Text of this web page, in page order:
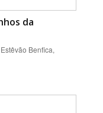
da
Benfica,